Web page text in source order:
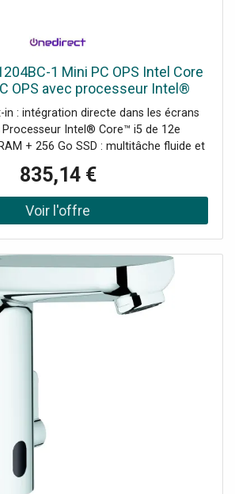
de l’énergie sonore. Il permet de
réduire les...
1 Mini PC OPS Intel Core
OPS avec processeur Intel®
pour transformer un écran
interactif
in : intégration directe dans les écrans
Intel® Core™ i5 de 12e
+ 256 Go SSD : multitâche fluide et
Wifi 6 et Bluetooth Sorties vidéo
et HDMI compatibles 4K
835,14 €